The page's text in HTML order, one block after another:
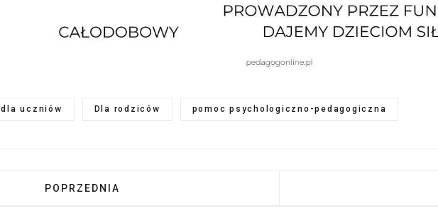
dla uczniów Dla rodziców pomoc psychologiczno-pedagogiczna
POPRZEDNIA STRONA: ŚWIATOWY DZIEŃ PSZCZOŁY
POPRZEDNIA